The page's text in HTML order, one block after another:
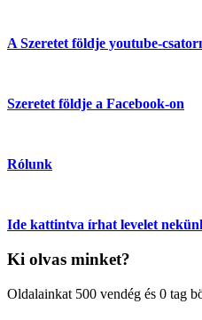
A Szeretet földje youtube-
Szeretet földje a Facebook-on
Rólunk
Ide kattintva írhat levelet
Ki olvas minket?
Oldalainkat 500 vendég és 0 tag